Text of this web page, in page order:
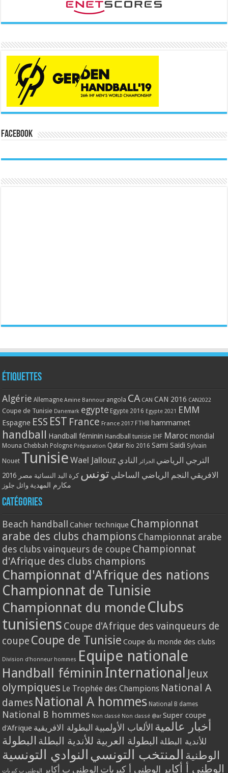
Facebook
Étiquettes
Algérie Allemagne Amine Bannour angola CA CAN CAN 2016 CAN2022
Coupe de Tunisie Danemark egypte Egypte 2016 Egypte 2021 EMM
Espagne ESS EST France France 2017 FTHB hammamet
handball Handball féminin Handball tunisie IHF Maroc mondial
Mouna Chebbah Pologne Préparation Qatar Rio 2016 Sami Saidi Sylvain
Nouet Tunisie Wael Jallouz الترجي الرياضي الجزائر
النادي
الافريقي النجم الرياضي الساحلي تونس كرة اليد النسائية مصر 2016
مكارم المهدية وائل جلوز
Catégories
Beach handball Cahier technique Championnat
arabe des clubs champions Championnat arabe
des clubs vainqueurs de coupe Championnat
d'Afrique des clubs champions
Championnat d'Afrique des nations
Championnat de Tunisie
Championnat du monde Clubs
tunisiens Coupe d'Afrique des vainqueurs de
coupe Coupe de Tunisie Coupe du monde des clubs
Division d'honneur hommes Equipe nationale
Handball féminin International
Jeux
olympiques Le Trophée des Champions National A
dames National A hommes National B dames
National B hommes Non classé Non classé @ar Super coupe
d'Afrique
أخبار عالمية الألعاب الأولمبية البطولة الافريقية
للأندية البطلة البطولة العربية للأندية البطلة البطولة
الوطنية المنتخب التونسي النوادي التونسية
الوطني أ أكابر الوطني أ كبريات الوطني ب أكابر الوطني ب كبريات